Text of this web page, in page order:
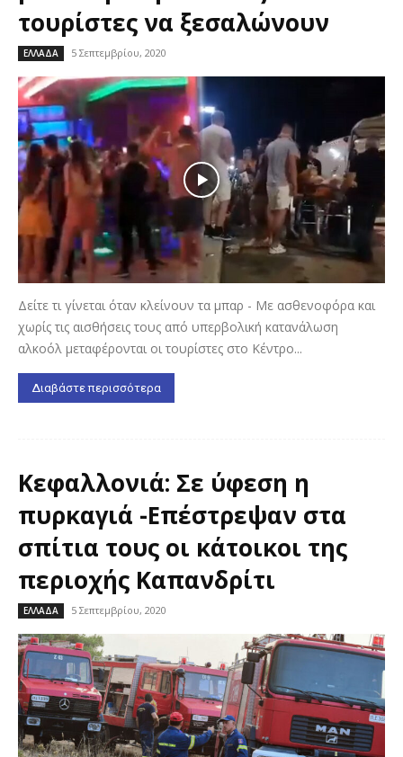
τουρίστες να ξεσαλώνουν
ΕΛΛΑΔΑ 5 Σεπτεμβρίου, 2020
Δείτε τι γίνεται όταν κλείνουν τα μπαρ - Με ασθενοφόρα και
χωρίς τις αισθήσεις τους από υπερβολική κατανάλωση
αλκοόλ μεταφέρονται οι τουρίστες στο Κέντρο...
Διαβάστε περισσότερα
Κεφαλλονιά: Σε ύφεση η
πυρκαγιά -Επέστρεψαν στα
σπίτια τους οι κάτοικοι της
περιοχής Καπανδρίτι
ΕΛΛΑΔΑ 5 Σεπτεμβρίου, 2020